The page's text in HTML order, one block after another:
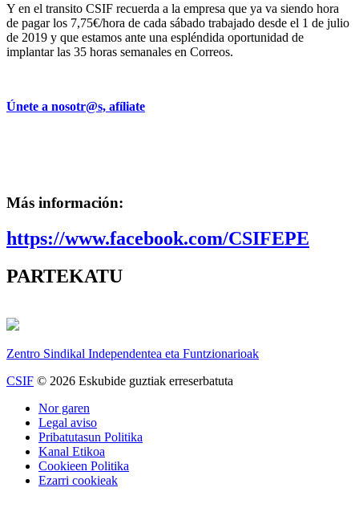
Y en el transito CSIF recuerda a la empresa que ya va siendo hora
de pagar los 7,75€/hora de cada sábado trabajado desde el 1 de julio
de 2019 y que estamos ante una espléndida oportunidad de
implantar las 35 horas semanales en Correos.
Únete a nosotr@s, afíliate
Más información:
https://www.facebook.com/CSIFEPE
PARTEKATU
Zentro Sindikal Independentea eta Funtzionarioak
CSIF © 2026 Eskubide guztiak erreserbatuta
Nor garen
Legal aviso
Pribatutasun Politika
Kanal Etikoa
Cookieen Politika
Ezarri cookieak